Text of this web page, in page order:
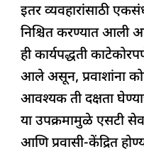
इतर व्यवहारांसाठी
निश्चित करण्यात आली
ही कार्यपद्धती
आले असून, प्रवाशांना
आवश्यक ती दक्षता
या उपक्रमामुळे एसटी
आणि प्रवासी-केंद्रित